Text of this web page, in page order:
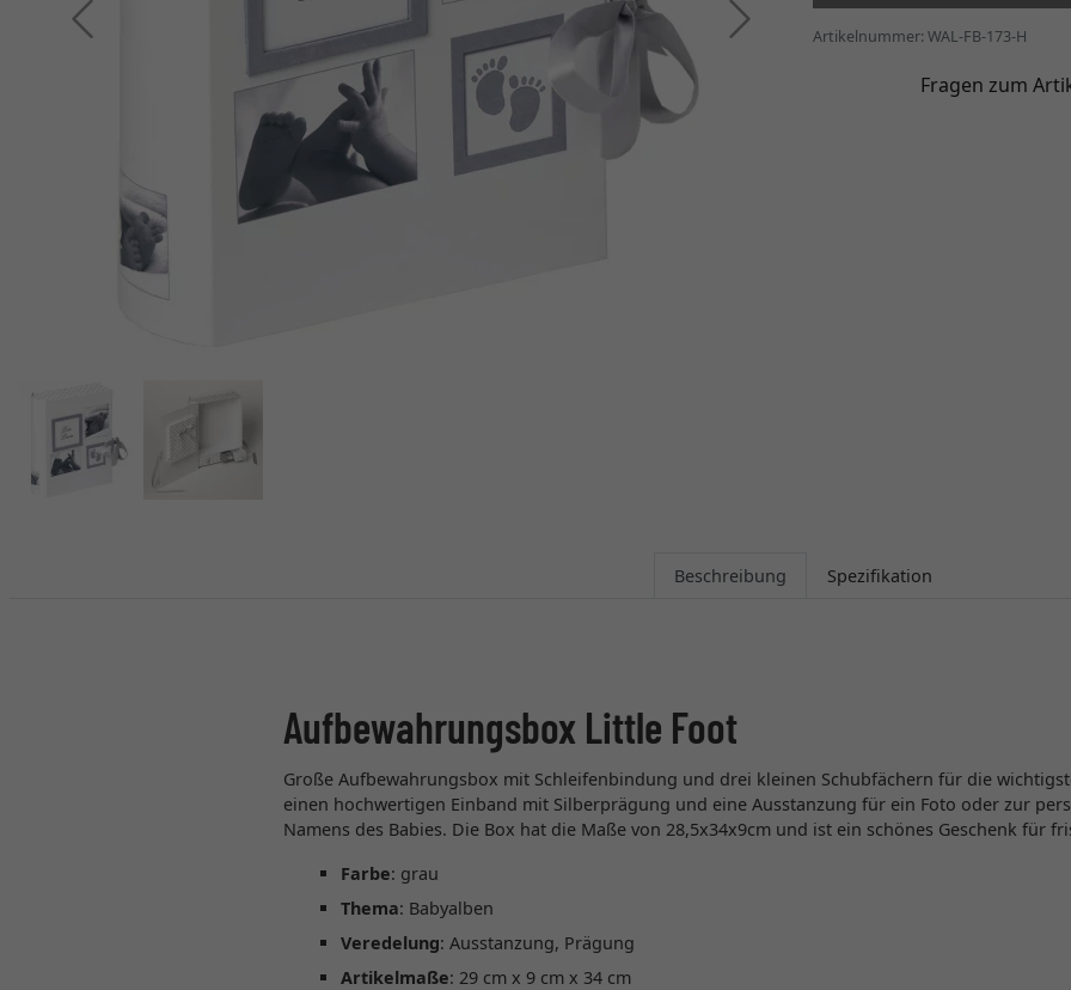
Zurück Weiter
Artikelnummer: WAL-FB-173-H
Fragen zum
Beschreibung Spezifikation
Aufbewahrungsbox Little Foot
Große Aufbewahrungsbox mit Schleifenbindung und drei kleinen Schubfächern für die
einen hochwertigen Einband mit Silberprägung und eine Ausstanzung für ein Foto oder zur
Namens des Babies. Die Box hat die Maße von 28,5x34x9cm und ist ein schönes Geschenk für
Farbe: grau
Thema: Babyalben
Veredelung: Ausstanzung, Prägung
Artikelmaße: 29 cm x 9 cm x 34 cm